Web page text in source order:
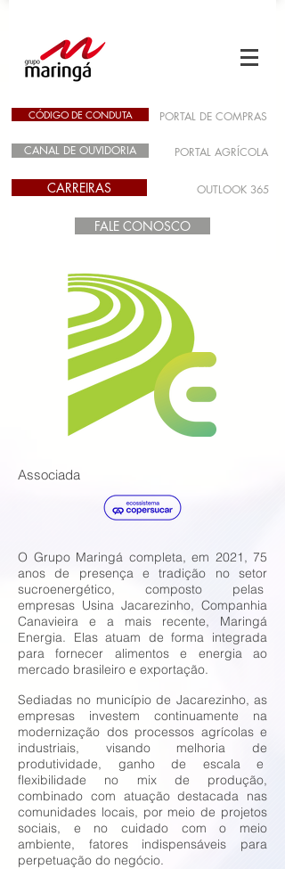
CÓDIGO DE CONDUTA
CANAL DE OUVIDORIA
CARREIRAS
PORTAL DE COMPRAS
PORTAL AGRÍCOLA
OUTLOOK 365
FALE CONOSCO
Associada
O Grupo Maringá completa, em 2021, 75
anos de presença e tradição no setor
sucroenergético, composto pelas
empresas Usina Jacarezinho, Companhia
Canavieira e a mais recente, Maringá
Energia. Elas atuam de forma integrada
para fornecer alimentos e energia ao
mercado brasileiro e exportação.
Sediadas no município de Jacarezinho, as
empresas investem continuamente na
modernização dos processos agrícolas e
industriais, visando melhoria de
produtividade, ganho de escala e
flexibilidade no mix de produção,
combinado com atuação destacada nas
comunidades locais, por meio de projetos
sociais, e no cuidado com o meio
ambiente, fatores indispensáveis para
perpetuação do negócio.